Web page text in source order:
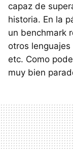
capaz de
historia. En la
un benchmark
otros
etc. Como
muy bien